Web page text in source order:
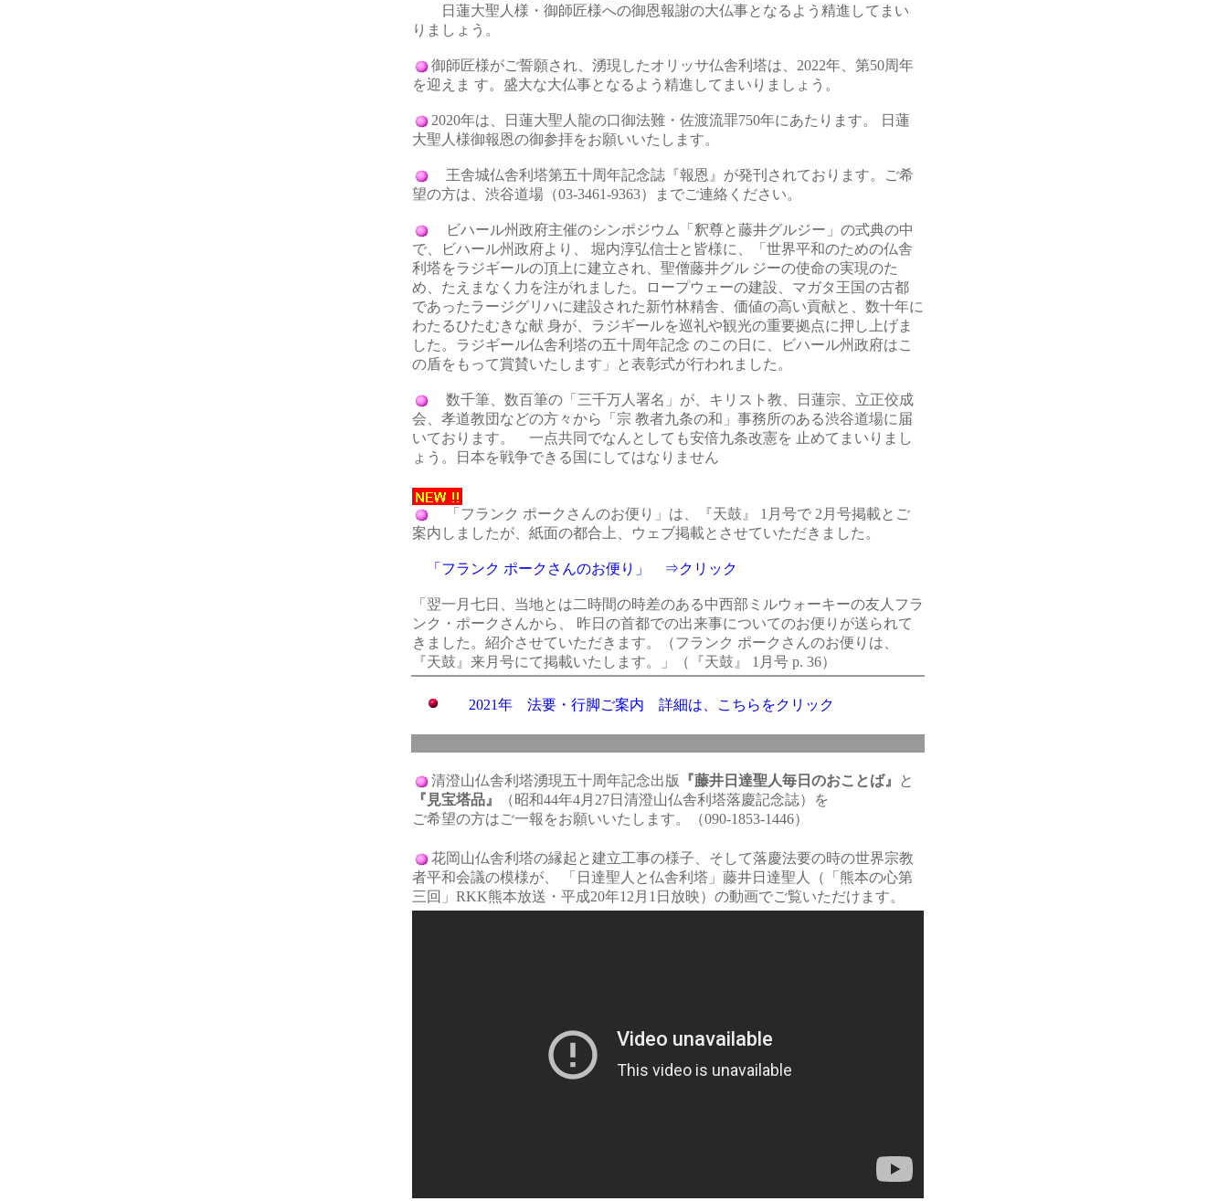
日蓮大聖人様・御師匠様への御恩報謝の大仏事となるよう精進してまい
りましょう。
御師匠様がご誓願され、湧現したオリッサ仏舎利塔は、2022年、第50周年
を迎えま す。盛大な大仏事となるよう精進してまいりましょう。
2020年は、日蓮大聖人龍の口御法難・佐渡流罪750年にあたります。 日蓮
大聖人様御報恩の御参拝をお願いいたします。
王舎城仏舎利塔第五十周年記念誌『報恩』が発刊されております。ご希
望の方は、渋谷道場（03-3461-9363）までご連絡ください。
ビハール州政府主催のシンポジウム「釈尊と藤井グルジー」の式典の中
で、ビハール州政府より、 堀内淳弘信士と皆様に、「世界平和のための仏舎
利塔をラジギールの頂上に建立され、聖僧藤井グル ジーの使命の実現のた
め、たえまなく力を注がれました。ロープウェーの建設、マガタ王国の古都
であったラージグリハに建設された新竹林精舎、価値の高い貢献と、数十年に
わたるひたむきな献 身が、ラジギールを巡礼や観光の重要拠点に押し上げま
した。ラジギール仏舎利塔の五十周年記念 のこの日に、ビハール州政府はこ
の盾をもって賞賛いたします」と表彰式が行われました。
数千筆、数百筆の「三千万人署名」が、キリスト教、日蓮宗、立正佼成
会、孝道教団などの方々から「宗 教者九条の和」事務所のある渋谷道場に届
いております。 一点共同でなんとしても安倍九条改憲を 止めてまいりまし
ょう。日本を戦争できる国にしてはなりません
「フランク ポークさんのお便り」は、『天鼓』 1月号で 2月号掲載とご
案内しましたが、紙面の都合上、ウェブ掲載とさせていただきました。
「フランク ポークさんのお便り」 ⇒クリック
「翌一月七日、当地とは二時間の時差のある中西部ミルウォーキーの友人フラ
ンク・ポークさんから、 昨日の首都での出来事についてのお便りが送られて
きました。紹介させていただきます。（フランク ポークさんのお便りは、
『天鼓』来月号にて掲載いたします。」（『天鼓』 1月号 p. 36）
2021年 法要・行脚ご案内 詳細は、こちらをクリック
清澄山仏舎利塔湧現五十周年記念出版 『藤井日達聖人毎日のおことば』
と
『見宝塔品』
（昭和44年4月27日清澄山仏舎利塔落慶記念誌）を
ご希望の方はご一報をお願いいたします。（090-1853-1446）
花岡山仏舎利塔の縁起と建立工事の様子、そして落慶法要の時の世界宗教
者平和会議の模様が、 「日達聖人と仏舎利塔」藤井日達聖人（「熊本の心第
三回」RKK熊本放送・平成20年12月1日放映）の動画でご覧いただけます。